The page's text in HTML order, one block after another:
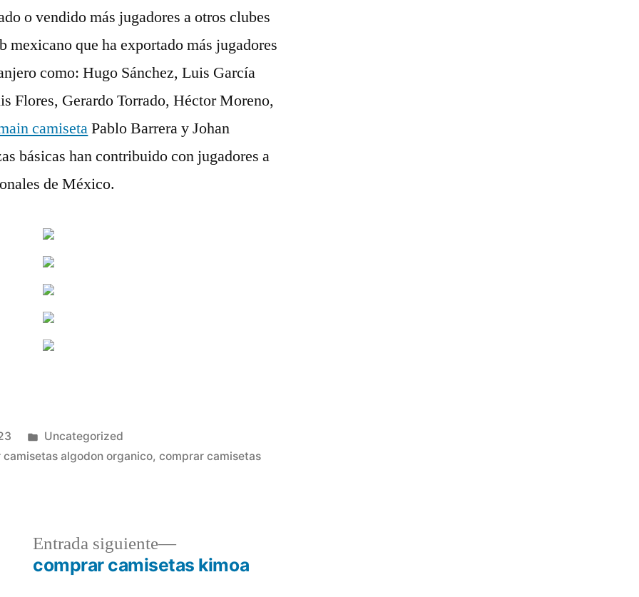
o vendido más jugadores a otros clubes
que ha exportado más jugadores
como: Hugo Sánchez, Luis García
Flores, Gerardo Torrado, Héctor Moreno,
camisetaPablo Barrera y Johan
básicas han contribuido con jugadores a
de México.
Publicado
en
Uncategorized
camisetas algodon organico,comprar camisetas
Entrada siguiente
Entrada
siguiente:
comprar camisetas kimoa